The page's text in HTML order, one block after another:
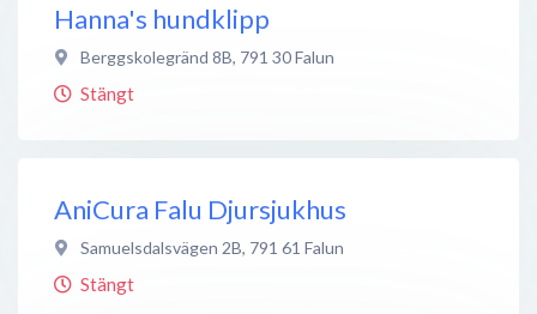
Hanna's hundklipp
Berggskolegränd 8B, 791 30Falun
Stängt
AniCura Falu Djursjukhus
Samuelsdalsvägen 2B, 791 61 Falun
Stängt